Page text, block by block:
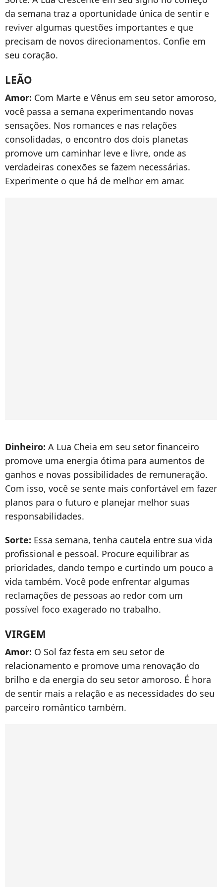
da semana traz a oportunidade única de sentir e
reviver algumas questões importantes e que
precisam de novos direcionamentos. Confie em
seu coração.
LEÃO
Amor: Com Marte e Vênus em seu setor amoroso,
você passa a semana experimentando novas
sensações. Nos romances e nas relações
consolidadas, o encontro dos dois planetas
promove um caminhar leve e livre, onde as
verdadeiras conexões se fazem necessárias.
Experimente o que há de melhor em amar.
Dinheiro: A Lua Cheia em seu setor financeiro
promove uma energia ótima para aumentos de
ganhos e novas possibilidades de remuneração.
Com isso, você se sente mais confortável em fazer
planos para o futuro e planejar melhor suas
responsabilidades.
Sorte: Essa semana, tenha cautela entre sua vida
profissional e pessoal. Procure equilibrar as
prioridades, dando tempo e curtindo um pouco a
vida também. Você pode enfrentar algumas
reclamações de pessoas ao redor com um
possível foco exagerado no trabalho.
VIRGEM
Amor: O Sol faz festa em seu setor de
relacionamento e promove uma renovação do
brilho e da energia do seu setor amoroso. É hora
de sentir mais a relação e as necessidades do seu
parceiro romântico também.